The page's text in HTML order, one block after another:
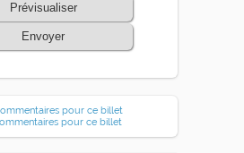
Prévisualiser
Envoyer
pour ce billet
pour ce billet